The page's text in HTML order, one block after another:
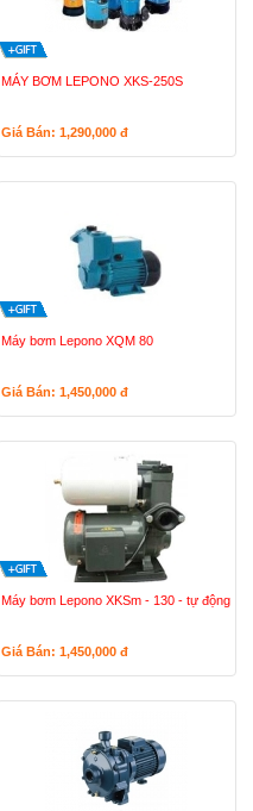
MÁY BƠM LEPONO XKS-250S
Giá Bán: 1,290,000 đ
Máy bơm Lepono XQM 80
Giá Bán: 1,450,000 đ
Máy bơm Lepono XKSm - 130 - tự động
Giá Bán: 1,450,000 đ